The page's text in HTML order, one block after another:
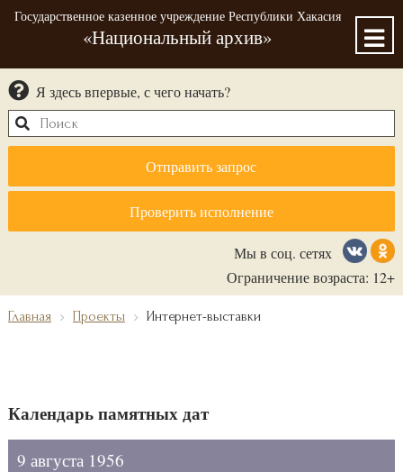
Государственное казенное учреждение Республики Хакасия
«Национальный архив»
Я здесь впервые, с чего начать?
Отправить запрос
Проверить исполнение
Мы в соц. сетях
Ограничение возраста: 12+
Главная Проекты Интернет-выставки
Календарь памятных дат
9 августа 1956